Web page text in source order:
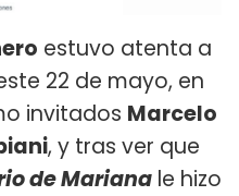
estuvo atenta a
22 de mayo, en
invitados Marcelo
, y tras ver que
de Mariana le hizo